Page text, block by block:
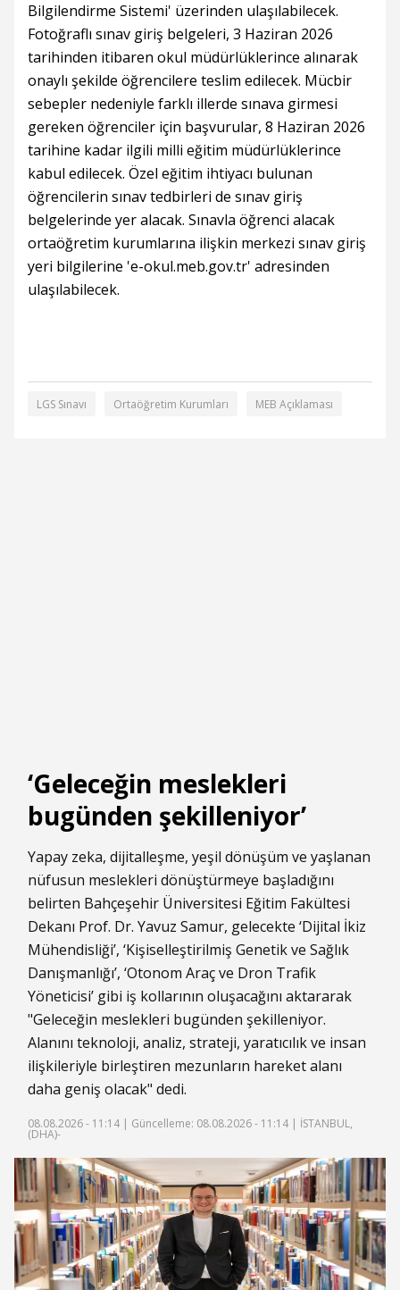
Bilgilendirme Sistemi' üzerinden ulaşılabilecek.
Fotoğraflı sınav giriş belgeleri, 3 Haziran 2026
tarihinden itibaren okul müdürlüklerince alınarak
onaylı şekilde öğrencilere teslim edilecek. Mücbir
sebepler nedeniyle farklı illerde sınava girmesi
gereken öğrenciler için başvurular, 8 Haziran 2026
tarihine kadar ilgili milli eğitim müdürlüklerince
kabul edilecek. Özel eğitim ihtiyacı bulunan
öğrencilerin sınav tedbirleri de sınav giriş
belgelerinde yer alacak. Sınavla öğrenci alacak
ortaöğretim kurumlarına ilişkin merkezi sınav giriş
yeri bilgilerine 'e-okul.meb.gov.tr' adresinden
ulaşılabilecek.
LGS Sınavı Ortaöğretim Kurumları MEB Açıklaması
‘Geleceğin meslekleri
bugünden şekilleniyor’
Yapay zeka, dijitalleşme, yeşil dönüşüm ve yaşlanan
nüfusun meslekleri dönüştürmeye başladığını
belirten Bahçeşehir Üniversitesi Eğitim Fakültesi
Dekanı Prof. Dr. Yavuz Samur, gelecekte ‘Dijital İkiz
Mühendisliği’, ‘Kişiselleştirilmiş Genetik ve Sağlık
Danışmanlığı’, ‘Otonom Araç ve Dron Trafik
Yöneticisi’ gibi iş kollarının oluşacağını aktararak
"Geleceğin meslekleri bugünden şekilleniyor.
Alanını teknoloji, analiz, strateji, yaratıcılık ve insan
ilişkileriyle birleştiren mezunların hareket alanı
daha geniş olacak" dedi.
08.08.2026 - 11:14 | Güncelleme: 08.08.2026 - 11:14 | İSTANBUL,
(DHA)-